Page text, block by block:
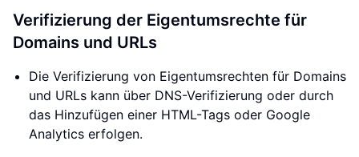
Verifizierung der Eigentumsrechte für
Domains und URLs
Die Verifizierung von Eigentumsrechten für Domains
und URLs kann über DNS-Verifizierung oder durch
das Hinzufügen einer HTML-Tags oder Google
Analytics erfolgen.